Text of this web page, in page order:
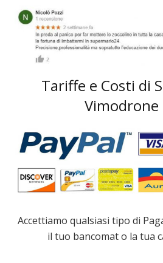
Tariffe e Costi di
Vimodrone
Accettiamo qualsiasi tipo di
il tuo bancomat o la tua